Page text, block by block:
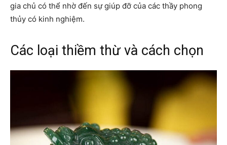
gia chủ có thể nhờ đến sự giúp đỡ của các thầy phong
thủy có kinh nghiệm.
Các loại thiềm thừ và cách chọn